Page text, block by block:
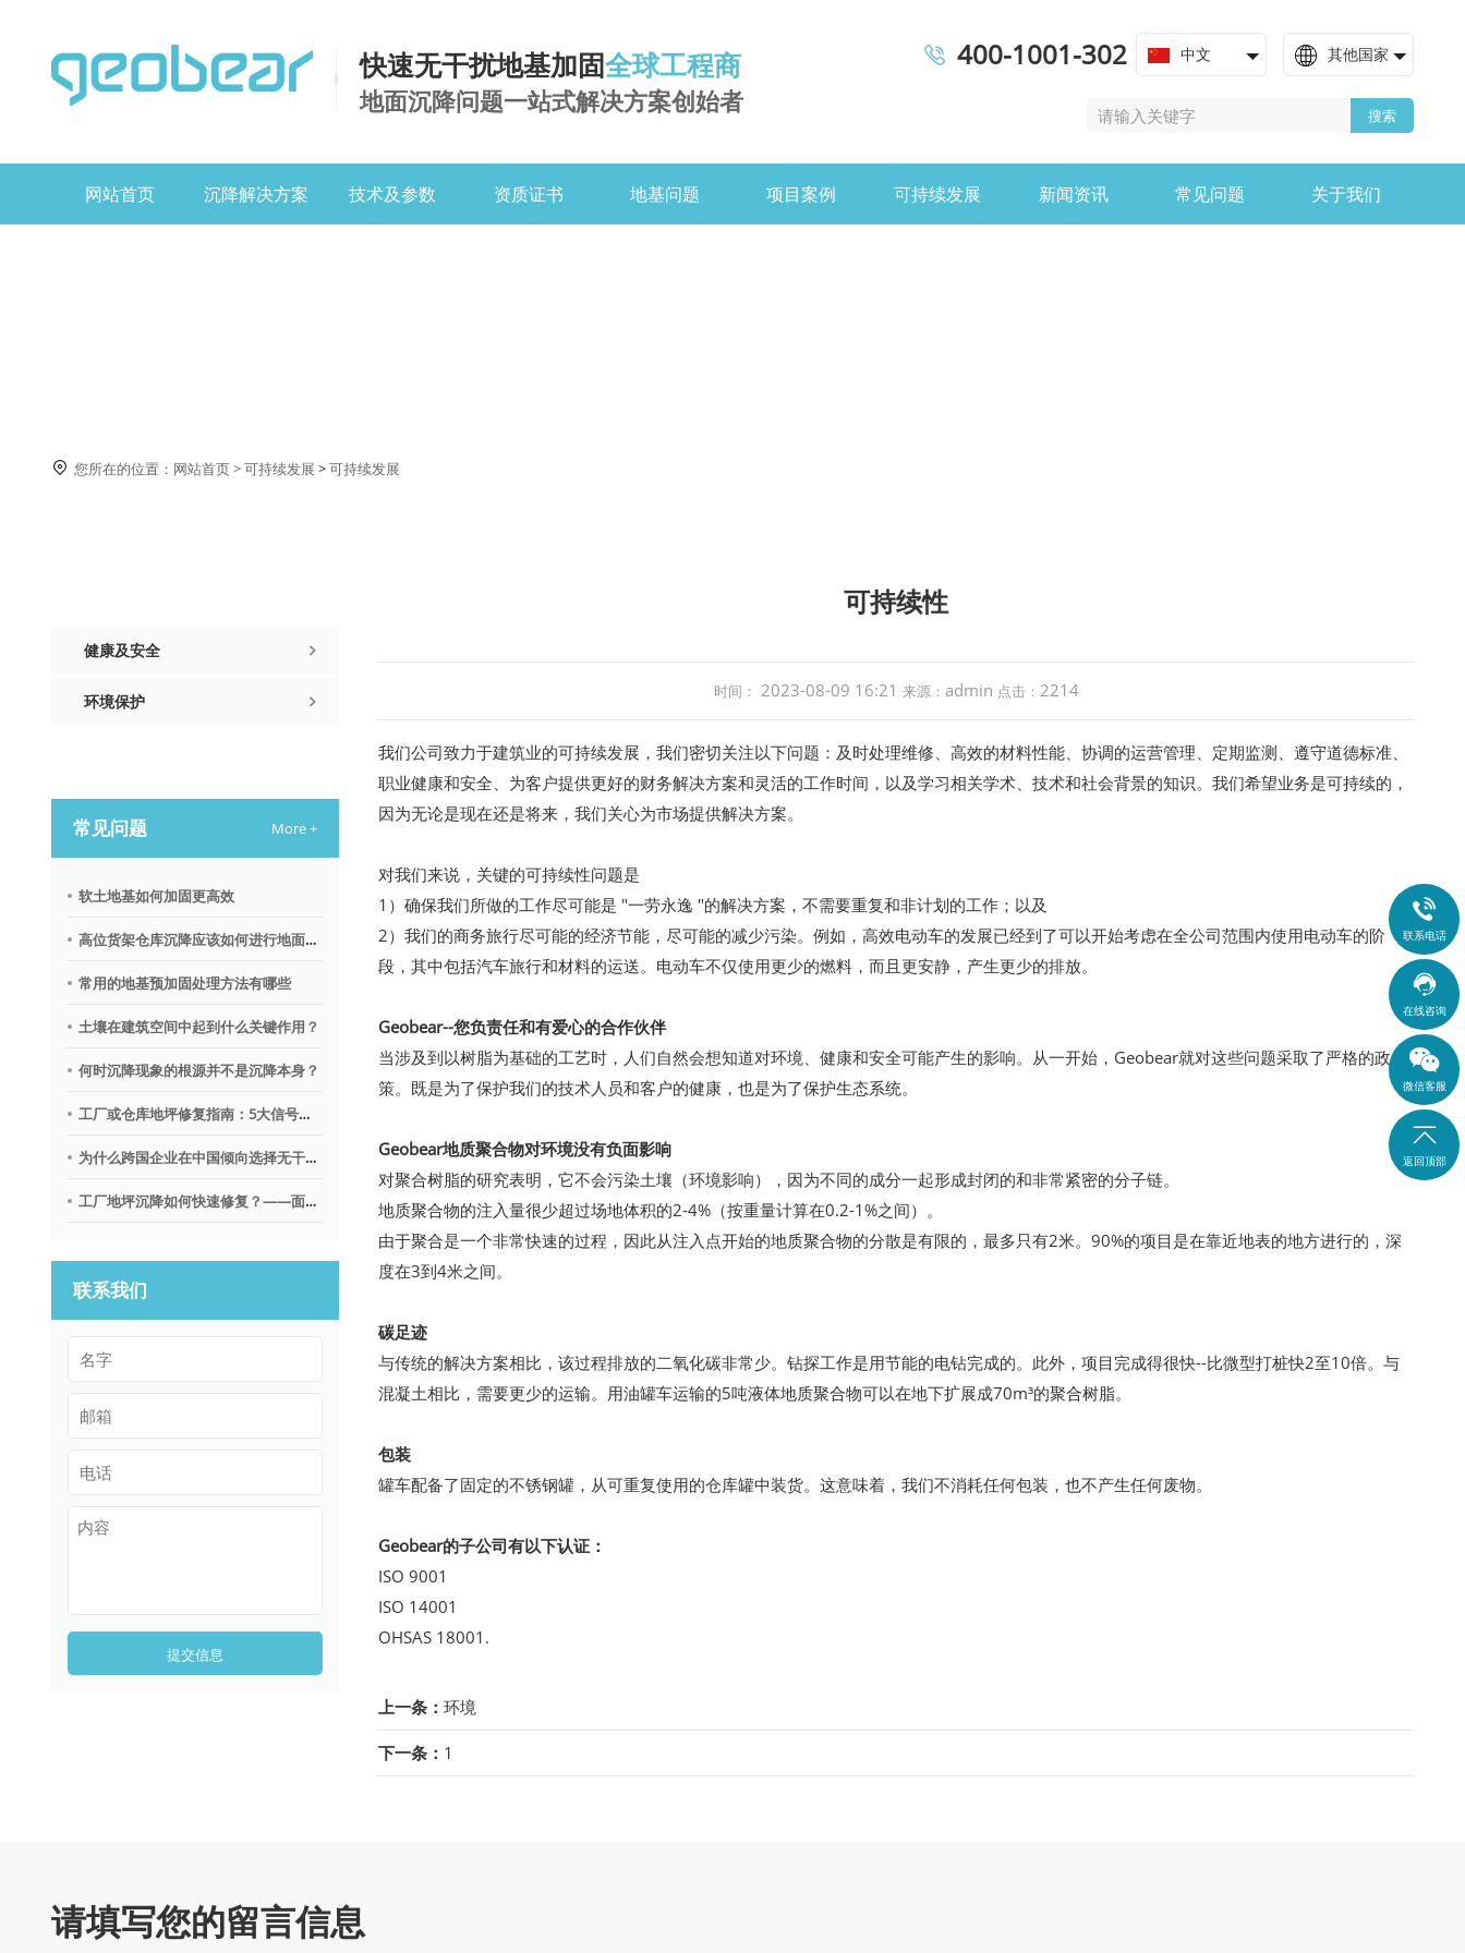
快速无干扰地基加固全球工程商
地面沉降问题一站式解决方案创始者
400-1001-302 中文 其他国家
搜索
网站首页 沉降解决方案 技术及参数 资质证书 地基问题 项目案例 可持续发展 新闻资讯 常见问题 关于我们
 您所在的位置： 网站首页>可持续发展 >可持续发展
健康及安全
环境保护
常见问题 More +
软土地基如何加固更高效
高位货架仓库沉降应该如何进行地面调平？
常用的地基预加固处理方法有哪些
土壤在建筑空间中起到什么关键作用？
何时沉降现象的根源并不是沉降本身？
工厂或仓库地坪修复指南：5大信号提示需要地质聚合物技术
为什么跨国企业在中国倾向选择无干扰地基修复沉降技术？
工厂地坪沉降如何快速修复？——面向不停产环境的解决思路
联系我们
提交信息
可持续性
时间： 2023-08-09 16:21 来源： admin 点击： 2214
我们公司致力于建筑业的可持续发展，我们密切关注以下问题：及时处理维修、高效的材料性能、协调的运营管理、定期监测、遵守道德标准、
职业健康和安全、为客户提供更好的财务解决方案和灵活的工作时间，以及学习相关学术、技术和社会背景的知识。我们希望业务是可持续的，
因为无论是现在还是将来，我们关心为市场提供解决方案。
对我们来说，关键的可持续性问题是
1）确保我们所做的工作尽可能是 "一劳永逸 "的解决方案，不需要重复和非计划的工作；以及
2）我们的商务旅行尽可能的经济节能，尽可能的减少污染。例如，高效电动车的发展已经到了可以开始考虑在全公司范围内使用电动车的阶
段，其中包括汽车旅行和材料的运送。电动车不仅使用更少的燃料，而且更安静，产生更少的排放。
Geobear--您负责任和有爱心的合作伙伴
当涉及到以树脂为基础的工艺时，人们自然会想知道对环境、健康和安全可能产生的影响。从一开始，Geobear就对这些问题采取了严格的政
策。既是为了保护我们的技术人员和客户的健康，也是为了保护生态系统。
Geobear地质聚合物对环境没有负面影响
对聚合树脂的研究表明，它不会污染土壤（环境影响），因为不同的成分一起形成封闭的和非常紧密的分子链。
地质聚合物的注入量很少超过场地体积的2-4%（按重量计算在0.2-1%之间）。
由于聚合是一个非常快速的过程，因此从注入点开始的地质聚合物的分散是有限的，最多只有2米。90%的项目是在靠近地表的地方进行的，深
度在3到4米之间。
碳足迹
与传统的解决方案相比，该过程排放的二氧化碳非常少。钻探工作是用节能的电钻完成的。此外，项目完成得很快--比微型打桩快2至10倍。与
混凝土相比，需要更少的运输。用油罐车运输的5吨液体地质聚合物可以在地下扩展成70m³的聚合树脂。
包装
罐车配备了固定的不锈钢罐，从可重复使用的仓库罐中装货。这意味着，我们不消耗任何包装，也不产生任何废物。
Geobear的子公司有以下认证：
ISO 9001
ISO 14001
OHSAS 18001.
上一条： 环境
下一条： 1
请填写您的留言信息

联系电话

在线咨询
微信客服

返回顶部